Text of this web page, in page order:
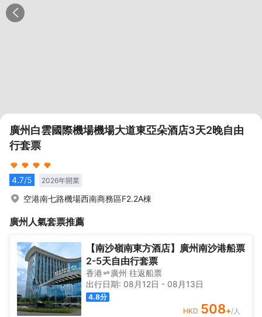
廣州白雲國際機場機場大道東亞朵酒店3天2晚自由
行套票
4.7/5 2026年開業
空港南七路機場西南商務區F2.2A棟
廣州 人氣套票推薦
【南沙嶺南東方酒店】廣州南沙港船票
2-5天自由行套票
香港 廣州 往返船票
出行日期: 08月12日 - 08月13日
4.8分
HKD 508+/人